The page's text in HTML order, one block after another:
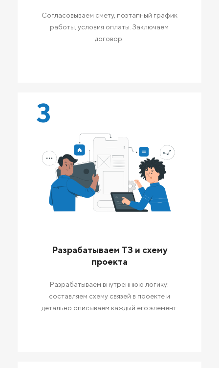
Согласовываем смету, поэтапный график
работы, условия оплаты. Заключаем
договор.
3
Разрабатываем ТЗ и схему
проекта
Разрабатываем внутреннюю логику:
составляем схему связей в проекте и
детально описываем каждый его элемент.